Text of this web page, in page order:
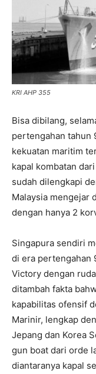
KRI AHP 355
Bisa dibilang,
pertengahan tahun
kekuatan maritim
kapal kombatan
sudah dilengkapi
Malaysia mengejar
dengan hanya 2
Singapura sendiri
di era pertengahan
Victory dengan
ditambah fakta
kapabilitas ofensif
Marinir, lengkap
Jepang dan Korea
gun boat dari orde
diantaranya kapal